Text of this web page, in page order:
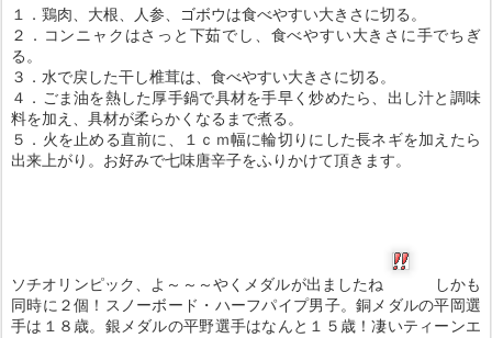
１．鶏肉、大根、人参、ゴボウは食べやすい大きさに切る。
２．コンニャクはさっと下茹でし、食べやすい大きさに手でちぎ
る。
３．水で戻した干し椎茸は、食べやすい大きさに切る。
４．ごま油を熱した厚手鍋で具材を手早く炒めたら、出し汁と調味
料を加え、具材が柔らかくなるまで煮る。
５．火を止める直前に、１ｃｍ幅に輪切りにした長ネギを加えたら
出来上がり。お好みで七味唐辛子をふりかけて頂きます。
ソチオリンピック、よ～～～やくメダルが出ましたね
しかも
同時に２個！スノーボード・ハーフパイプ男子。銅メダルの平岡選
手は１８歳。銀メダルの平野選手はなんと１５歳！凄いティーンエ